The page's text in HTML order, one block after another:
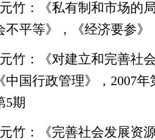
竹：《私有制和市场的
不平等》，《经济要参》
竹：《对建立和完善社
中国行政管理》，2007
5期
竹：《完善社会发展资